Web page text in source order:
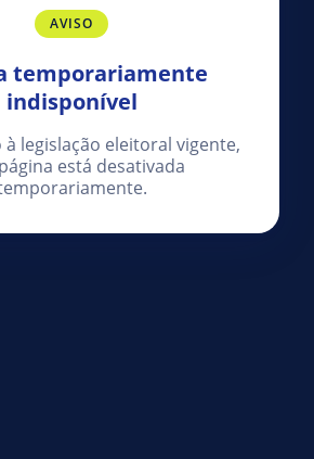
AVISO
temporariamente
indisponível
à legislação eleitoral vigente,
está desativada